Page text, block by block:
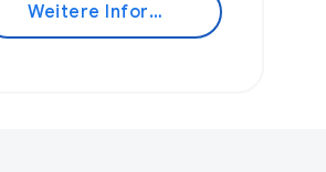
Weitere Informationen